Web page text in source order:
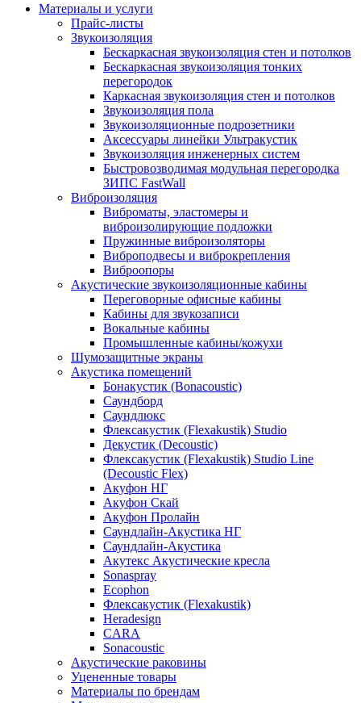
Материалы и услуги
Прайс-листы
Звукоизоляция
Бескаркасная звукоизоляция стен и потолков
Бескаркасная звукоизоляция тонких
перегородок
Каркасная звукоизоляция стен и потолков
Звукоизоляция пола
Звукоизоляционные подрозетники
Аксессуары линейки Ультракустик
Звукоизоляция инженерных систем
Быстровозводимая модульная перегородка
ЗИПС FastWall
Виброизоляция
Виброматы, эластомеры и
виброизолирующие подложки
Пружинные виброизоляторы
Виброподвесы и виброкрепления
Виброопоры
Акустические звукоизоляционные кабины
Переговорные офисные кабины
Кабины для звукозаписи
Вокальные кабины
Промышленные кабины/кожухи
Шумозащитные экраны
Акустика помещений
Бонакустик (Bonacoustic)
Саундборд
Саундлюкс
Флексакустик (Flexakustik) Studio
Декустик (Decoustic)
Флексакустик (Flexakustik) Studio Line
(Decoustic Flex)
Акуфон НГ
Акуфон Скай
Акуфон Пролайн
Саундлайн-Акустика НГ
Саундлайн-Акустика
Акутекс Акустические кресла
Sonaspray
Ecophon
Флексакустик (Flexakustik)
Heradesign
CARA
Sonacoustic
Акустические раковины
Уцененные товары
Материалы по брендам